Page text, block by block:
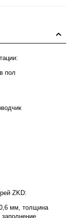
пол
ZKD:
0,6 мм, толщина